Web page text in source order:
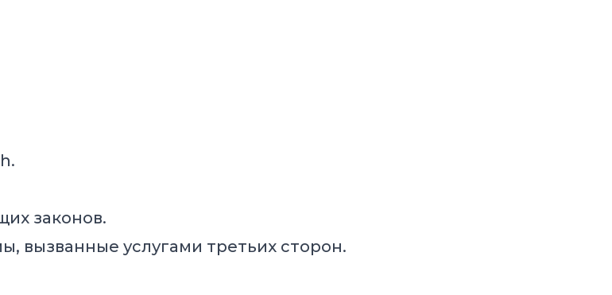
.
законов.
вызванные услугами третьих сторон.